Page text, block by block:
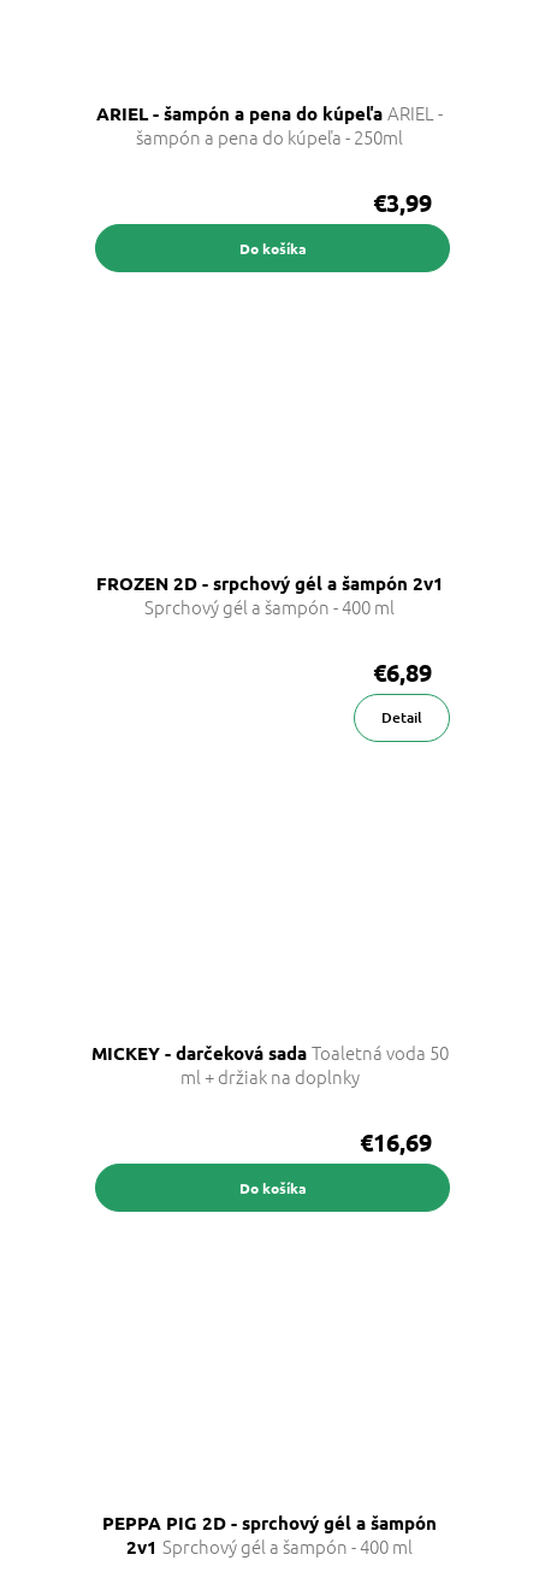
ARIEL - šampón a pena do kúpeľa ARIEL -
šampón a pena do kúpeľa - 250ml
€3,99
Do košíka
FROZEN 2D - srpchový gél a šampón 2v1
Sprchový gél a šampón - 400 ml
€6,89
Detail
MICKEY - darčeková sada Toaletná voda 50
ml + držiak na doplnky
€16,69
Do košíka
PEPPA PIG 2D - sprchový gél a šampón
2v1 Sprchový gél a šampón - 400 ml